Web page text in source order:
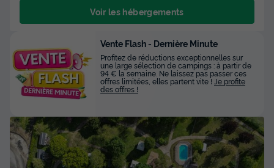
Voir les hébergements
Vente Flash - Dernière Minute
Profitez de réductions exceptionnelles sur
une large sélection de campings : à partir de
94 € la semaine. Ne laissez pas passer ces
offres limitées, elles partent vite ! Je profite
des offres !